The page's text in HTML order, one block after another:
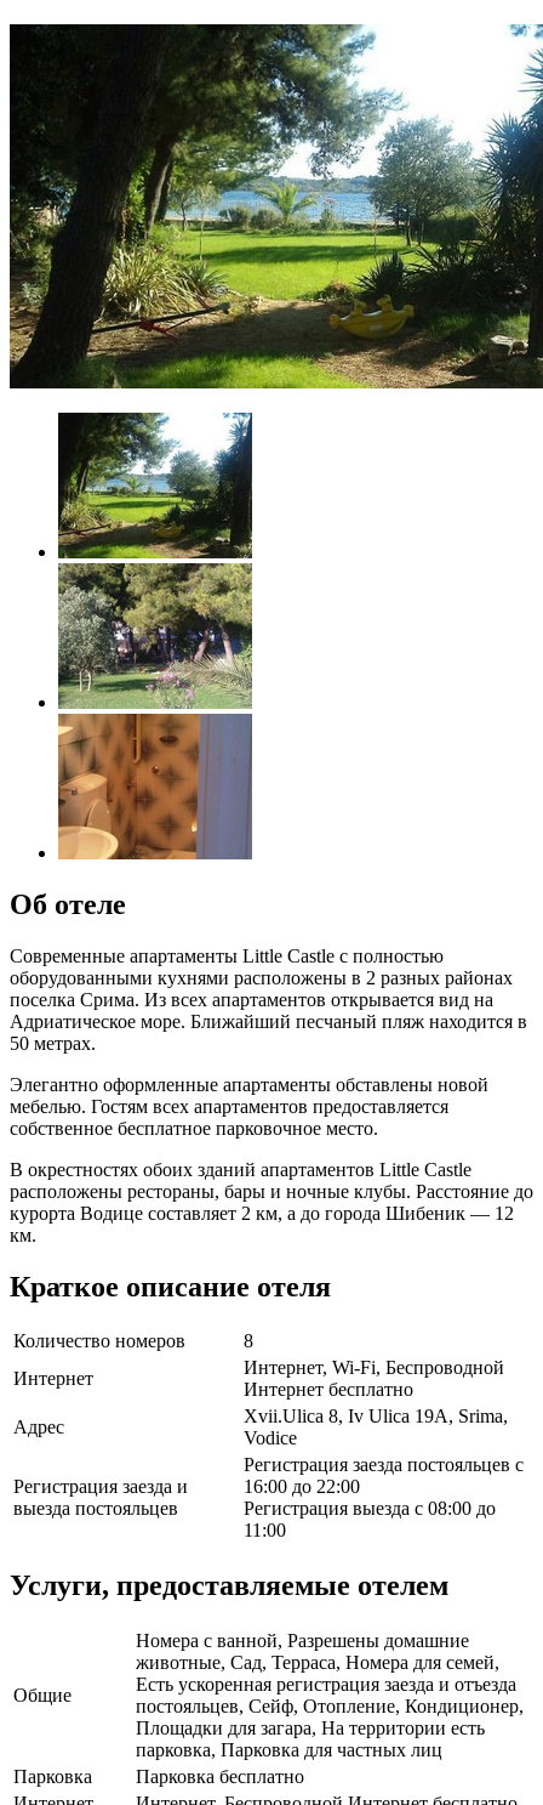
Об отеле
Современные апартаменты Little Castle с полностью
оборудованными кухнями расположены в 2 разных районах
поселка Срима. Из всех апартаментов открывается вид на
Адриатическое море. Ближайший песчаный пляж находится в
50 метрах.
Элегантно оформленные апартаменты обставлены новой
мебелью. Гостям всех апартаментов предоставляется
собственное бесплатное парковочное место.
В окрестностях обоих зданий апартаментов Little Castle
расположены рестораны, бары и ночные клубы. Расстояние до
курорта Водице составляет 2 км, а до города Шибеник — 12
км.
Краткое описание отеля
Количество номеров
8
Интернет
Интернет, Wi-Fi, Беспроводной
Интернет бесплатно
Адрес
Xvii.Ulica 8, Iv Ulica 19A, Srima,
Vodice
Регистрация заезда и
выезда постояльцев
Регистрация заезда постояльцев с
16:00 до 22:00
Регистрация выезда с 08:00 до
11:00
Услуги, предоставляемые отелем
Общие
Номера с ванной, Разрешены домашние
животные, Сад, Терраса, Номера для семей,
Есть ускоренная регистрация заезда и отъезда
постояльцев, Сейф, Отопление, Кондиционер,
Площадки для загара, На территории есть
парковка, Парковка для частных лиц
Парковка
Парковка бесплатно